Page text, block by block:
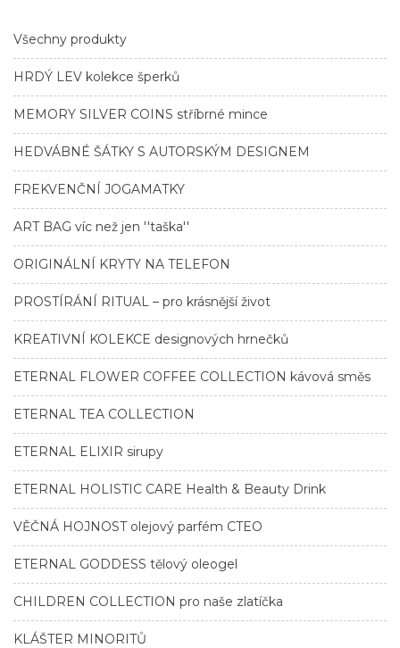
Všechny produkty
HRDÝ LEV kolekce šperků
MEMORY SILVER COINS stříbrné mince
HEDVÁBNÉ ŠÁTKY S AUTORSKÝM DESIGNEM
FREKVENČNÍ JOGAMATKY
ART BAG víc než jen ''taška''
ORIGINÁLNÍ KRYTY NA TELEFON
PROSTÍRÁNÍ RITUAL – pro krásnější život
KREATIVNÍ KOLEKCE designových hrnečků
ETERNAL FLOWER COFFEE COLLECTION kávová směs
ETERNAL TEA COLLECTION
ETERNAL ELIXIR sirupy
ETERNAL HOLISTIC CARE Health & Beauty Drink
VĚČNÁ HOJNOST olejový parfém CTEO
ETERNAL GODDESS tělový oleogel
CHILDREN COLLECTION pro naše zlatíčka
KLÁŠTER MINORITŮ